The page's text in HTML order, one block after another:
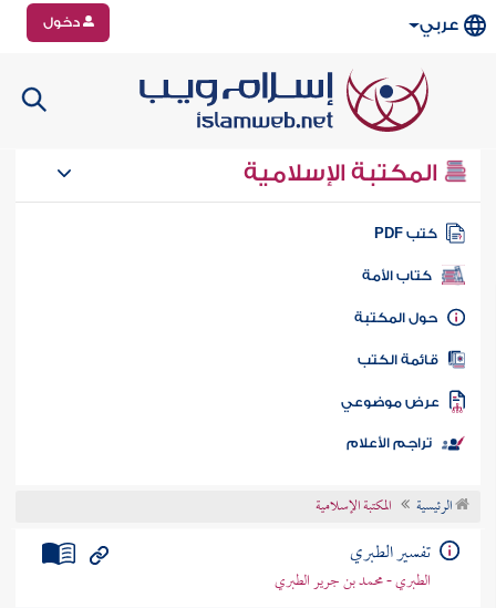
عربي دخول
المكتبة الإسلامية
كتب PDF
كتاب الأمة
المكتبة
الكتب
موضوعي
تراجم الأعلام
الرئيسية المكتبة الإسلامية
تفسير الطبري
الطبري - محمد بن جرير الطبري